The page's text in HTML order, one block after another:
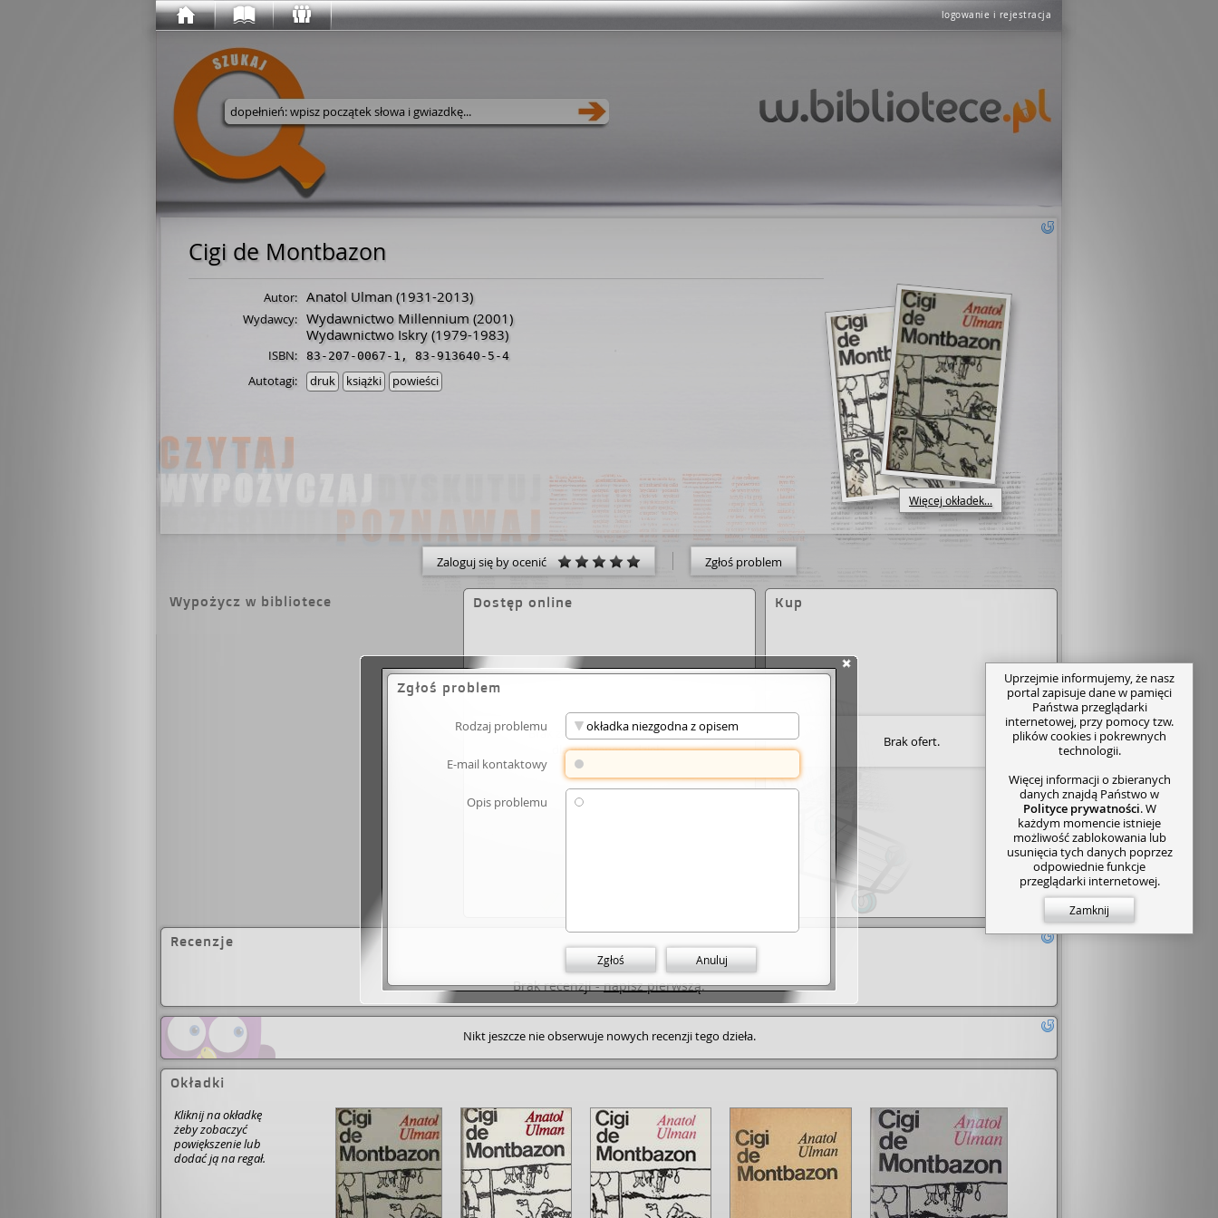
logowanie i rejestracja
Wyszukaj w serwisie
Cigi de Montbazon
Więcej okładek...
Autor: Anatol Ulman (1931-2013)
Wydawcy: Wydawnictwo Millennium (2001)
Wydawnictwo Iskry (1979-1983)
ISBN: 83-207-0067-1 , 83-913640-5-4
Autotagi: druk książki powieści
Zaloguj się by ocenić Zgłoś problem
Wypożycz w bibliotece Dostęp online
Brak zasobów elektronicznych
dla wybranego dzieła.
Kup
Brak ofert.
Recenzje
Brak recenzji -napisz pierwszą.
Nikt jeszcze nie obserwuje nowych recenzji tego dzieła.
Okładki
Kliknij na okładkę
żeby zobaczyć
powiększenie lub
dodać ją na regał.
Zgłoś problem
Rodzaj problemu
E-mail kontaktowy
Opis problemu
Zgłoś Anuluj
Uprzejmie informujemy, że nasz
portal zapisuje dane w pamięci
Państwa przeglądarki
internetowej, przy pomocy tzw.
plików cookies i pokrewnych
technologii.
Więcej informacji o zbieranych
danych znajdą Państwo w
Polityce prywatności. W
każdym momencie istnieje
możliwość zablokowania lub
usunięcia tych danych poprzez
odpowiednie funkcje
przeglądarki internetowej.
Zamknij